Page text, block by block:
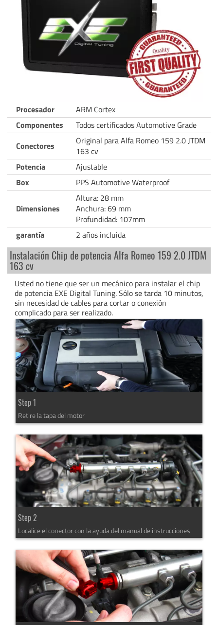
Procesador
ARM Cortex
Componentes
Todos certificados Automotive Grade
Conectores
Original para Alfa Romeo 159 2.0 JTDM
163 cv
Potencia
Ajustable
Box
PPS Automotive Waterproof
Dimensiones
Altura: 28 mm
Anchura: 69 mm
Profundidad: 107mm
garantía
2 años incluida
Instalación Chip de potencia Alfa Romeo 159 2.0 JTDM
163 cv
Usted no tiene que ser un mecánico para instalar el chip
de potencia EXE Digital Tuning. Sólo se tarda 10 minutos,
sin necesidad de cables para cortar o conexión
complicado para ser realizado.
Step 1
Retire la tapa del motor
Step 2
Localice el conector con la ayuda del manual de instrucciones